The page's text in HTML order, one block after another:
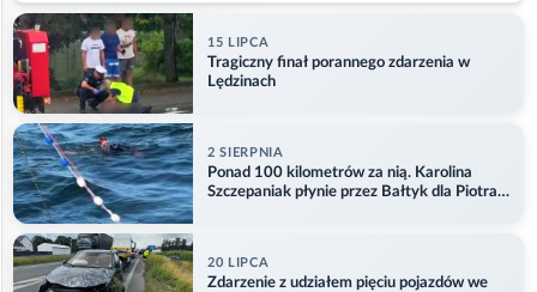
15 LIPCA
Tragiczny finał porannego zdarzenia w
Lędzinach
2 SIERPNIA
Ponad 100 kilometrów za nią. Karolina
Szczepaniak płynie przez Bałtyk dla Piotra.
20 LIPCA
Zdarzenie z udziałem pięciu pojazdów we